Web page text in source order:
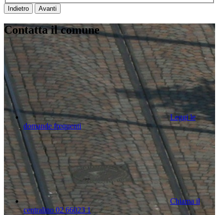
Indietro Avanti
Contatta il comune
Leggi le
domande frequenti
Chiama il
centralino 02 66023 1